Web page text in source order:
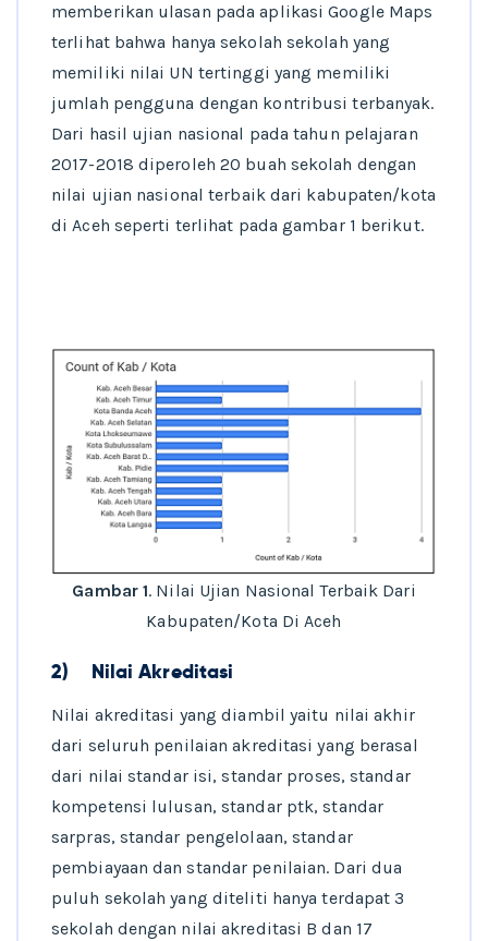
memberikan ulasan pada aplikasi Google Maps
terlihat bahwa hanya sekolah sekolah yang
memiliki nilai UN tertinggi yang memiliki
jumlah pengguna dengan kontribusi terbanyak.
Dari hasil ujian nasional pada tahun pelajaran
2017-2018 diperoleh 20 buah sekolah dengan
nilai ujian nasional terbaik dari kabupaten/kota
di Aceh seperti terlihat pada gambar 1 berikut.
Gambar 1. Nilai Ujian Nasional Terbaik Dari
Kabupaten/Kota Di Aceh
2) Nilai Akreditasi
Nilai akreditasi yang diambil yaitu nilai akhir
dari seluruh penilaian akreditasi yang berasal
dari nilai standar isi, standar proses, standar
kompetensi lulusan, standar ptk, standar
sarpras, standar pengelolaan, standar
pembiayaan dan standar penilaian. Dari dua
puluh sekolah yang diteliti hanya terdapat 3
sekolah dengan nilai akreditasi B dan 17